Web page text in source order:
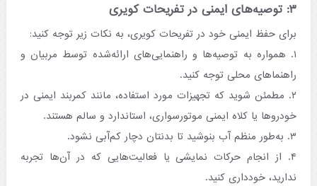
۳: توصیه‌های ایمنی در تفریحات کویری
برای حفظ ایمنی خود در تفریحات کویری، به نکات زیر توجه کنید:​
۱. همواره به توصیه‌ها و راهنمایی‌های ارائه‌شده توسط مربیان و
راهنماهای محلی توجه کنید.​
۲. مطمئن شوید که تجهیزات مورد استفاده، مانند کمربند ایمنی در
خودروها یا کلاه ایمنی موتورسواری، استاندارد و سالم هستند.​
۳. به‌طور منظم آب بنوشید تا بدنتان دچار کم‌آبی نشود.​
۴. از انجام حرکات نمایشی یا فعالیت‌هایی که در آن‌ها تجربه
ندارید، خودداری کنید.​